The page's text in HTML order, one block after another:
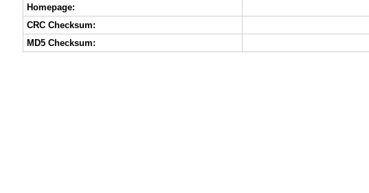
Homepage:
CRC Checksum:
MD5 Checksum: